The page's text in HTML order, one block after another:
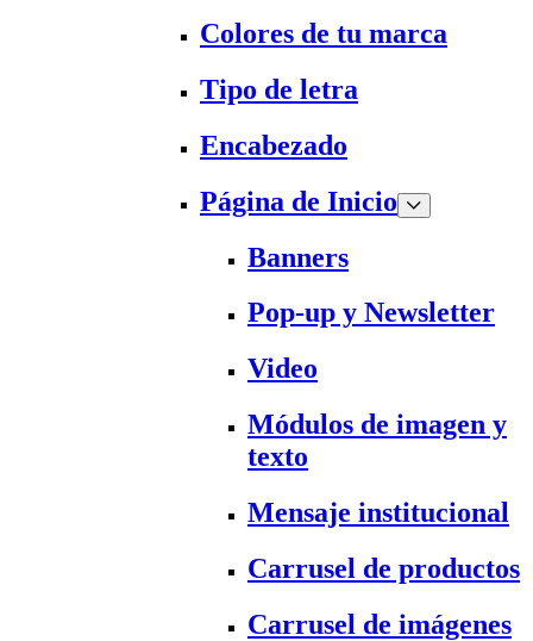
Colores de tu marca
Tipo de letra
Encabezado
Página de Inicio
Banners
Pop-up y Newsletter
Video
Módulos de imagen y
texto
Mensaje institucional
Carrusel de productos
Carrusel de imágenes